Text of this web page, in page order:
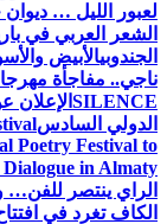
لعبور الليل …
الشعر العربي في
الجندوبيالأبيض
ناجي.. مفاجأة
SILENCE الإعلان
الدولي السادس
Poetry Festival to
in Almaty
الراي ينتصر
الكاف تغرد في